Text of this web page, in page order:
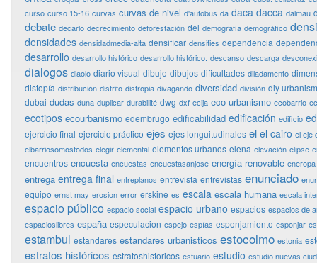
curso curso 15-16 curvas curvas de nivel d'autobus da daca dacca dalmau
debate decarlo decrecimiento deforestación del demografia demográfico
densidades densidadmedia-alta densificar densities dependencia
desarrollo desarrollo histórico desarrollo histórico. descanso descarga
dialogos diaolo diario visual dibujo dibujos dificultades diladamento
distopía distribución distrito distropia divagando diversidad división diy urbanism
dubai dudas duna duplicar durabilité dwg dxf ecija eco-urbanismo ecobarrio
ecotipos ecourbanismo edembrugo edificabilidad edificación edificio
ejercicio final ejercicio práctico ejes ejes longuitudinales el el cairo el eje
elbarriosomostodos elegir elemental elementos urbanos elena elevación elipse
encuentros encuesta encuestas encuestasanjose energía renovable eneropa
entrega entrega final entreplanos entrevista entrevistas enunciado
equipo ernst may erosion error erskine es escala escala humana escala
espacio público espacio social espacio urbano espacios espacios de
espacioslibres españa especulacion espejo espías esponjamiento esponjar
estambul estandares estandares urbanisticos estocolmo estonia
estratos históricos estratoshistoricos estuario estudio estudio nuevas